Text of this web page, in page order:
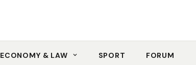
ECONOMY & LAW SPORT FORUM